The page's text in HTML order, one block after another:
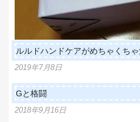
ルルドハンドケアがめちゃくち
2019年7月8日
Gと格闘
2018年9月16日